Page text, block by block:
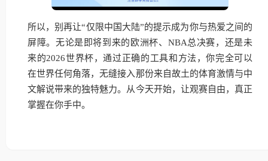
所以，别再让“仅限中国大陆”的提示成为你与热爱之间的
屏障。无论是即将到来的欧洲杯、NBA总决赛，还是未
来的2026世界杯，通过正确的工具和方法，你完全可以
在世界任何角落，无缝接入那份来自故土的体育激情与中
文解说带来的独特魅力。从今天开始，让观赛自由，真正
掌握在你手中。